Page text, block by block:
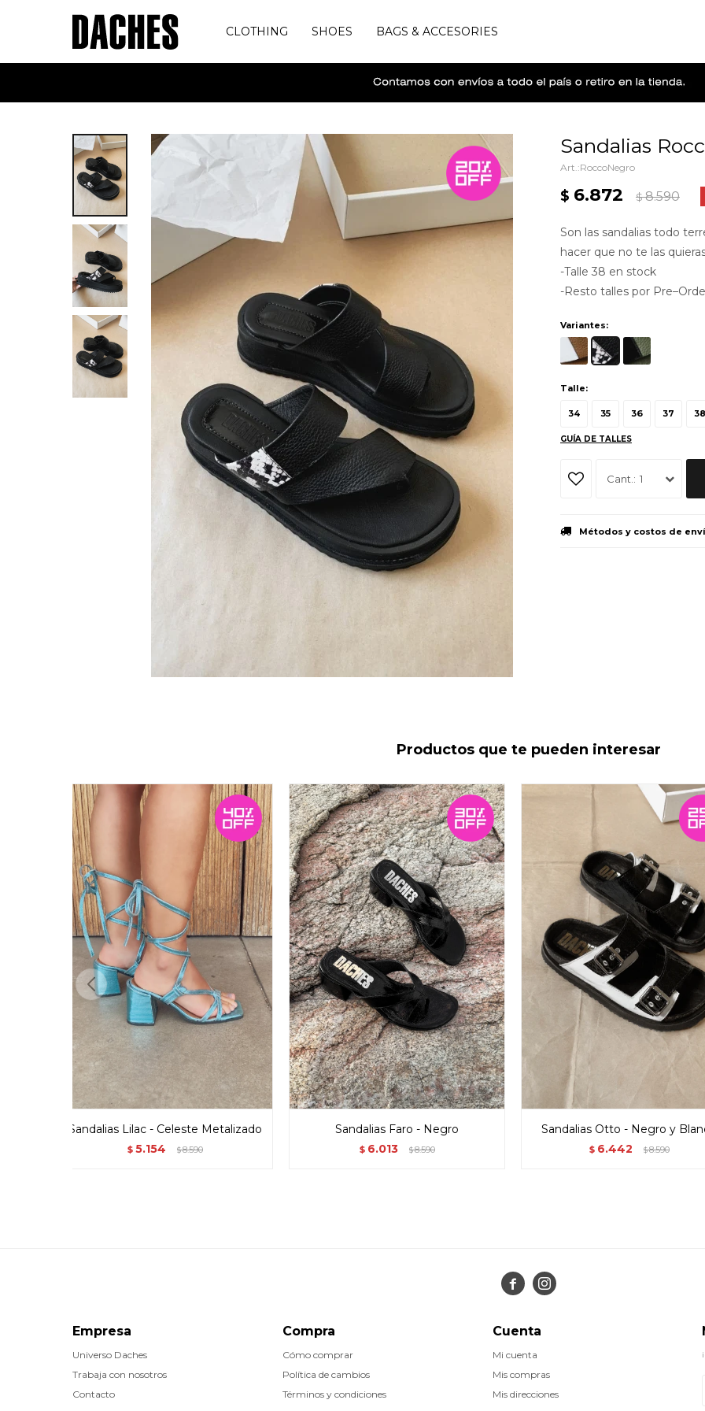
CLOTHING SHOES BAGS & ACCESORIES
Sandalias
RoccoNegro
$ 6.872 $ 8.590
Son las sandalias todo
hacer que no te las
-Talle 38 en stock
-Resto talles por
Variantes:
Talle:
34 35 36 37 38
GUÍA DE TALLES
1
Métodos y costos de
Productos que te pueden interesar
Sandalias Lilac - Celeste Metalizado
$ 5.154 $8.590
Sandalias Faro - Negro
$ 6.013 $8.590
Sandalias Otto - Negro y
$ 6.442 $8.590
 
Empresa
Universo Daches
Trabaja con nosotros
Contacto
Compra
Cómo comprar
Política de cambios
Términos y condiciones
Cuenta
Mi cuenta
Mis compras
Mis direcciones